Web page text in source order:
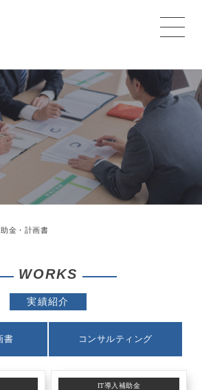
金・計画書
WORKS
実績紹介
書 コンサルティング
IT導入補助金